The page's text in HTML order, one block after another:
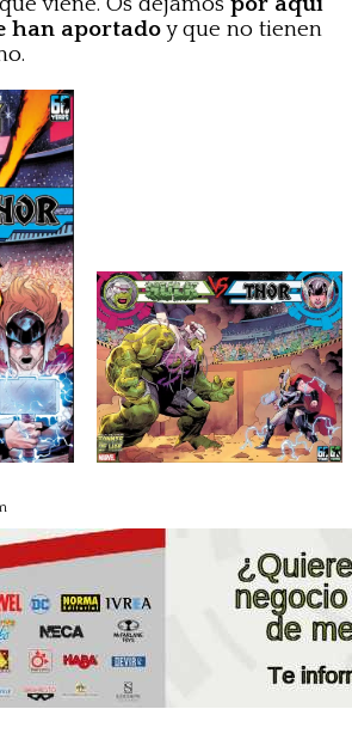
han aportadoy que no tienen